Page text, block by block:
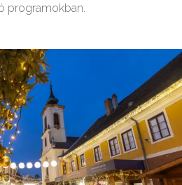
programokban.